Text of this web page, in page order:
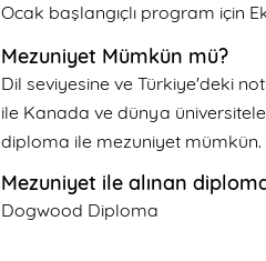
Ocak başlangıçlı program için
Mezuniyet Mümkün mü?
Dil seviyesine ve Türkiye'deki
ile Kanada ve dünya
diploma ile mezuniyet mümkün.
Mezuniyet ile alınan
Dogwood Diploma